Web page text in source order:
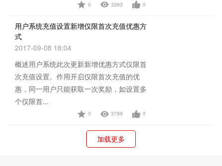
0 3283 0
用户系统充值设置新增仅限首次充值优惠方
式
2017-09-08 18:04
概述用户系统此次更新新增优惠方式仅限首
次充值设置。作用开启仅限首次充值的优
惠，同一用户只能获取一次奖励，如设置多
个仅限首...
0 3789 0
加载更多